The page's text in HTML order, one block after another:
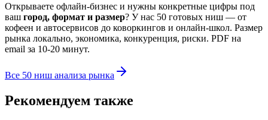
Открываете офлайн-бизнес и нужны конкретные цифры под
ваш город, формат и размер? У нас 50 готовых ниш — от
кофеен и автосервисов до коворкингов и онлайн-школ. Размер
рынка локально, экономика, конкуренция, риски. PDF на
email за 10-20 минут.
Все 50 ниш анализа рынка
Рекомендуем также